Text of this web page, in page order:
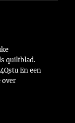
quiltblad.
En een
over